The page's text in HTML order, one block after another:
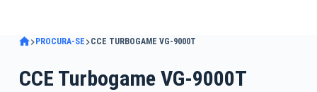
PROCURA-SE CCE TURBOGAME VG-9000T
CCE Turbogame VG-9000T